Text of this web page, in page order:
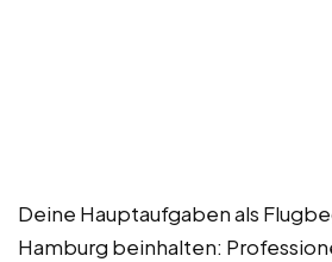
Deine Hauptaufgaben als
Hamburg beinhalten: